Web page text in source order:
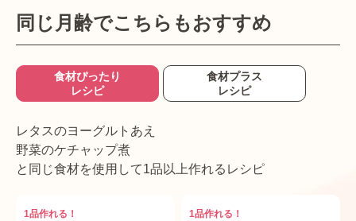
同じ月齢でこちらもおすすめ
食材ぴったり
レシピ
食材プラス
レシピ
レタスのヨーグルトあえ
野菜のケチャップ煮
と同じ食材を使用して1品以上作れるレシピ
1品作れる！ 1品作れる！